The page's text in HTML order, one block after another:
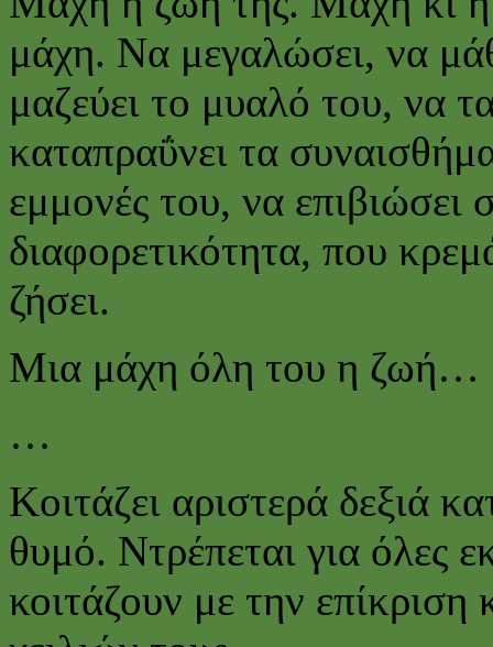
μάχη. Να μεγαλώσει, να
μαζεύει το μυαλό του, να
καταπραΰνει τα
εμμονές του, να επιβιώσει
διαφορετικότητα, που
ζήσει.
Μια μάχη όλη του η ζωή…
…
Κοιτάζει αριστερά δεξιά
θυμό. Ντρέπεται για όλες
κοιτάζουν με την